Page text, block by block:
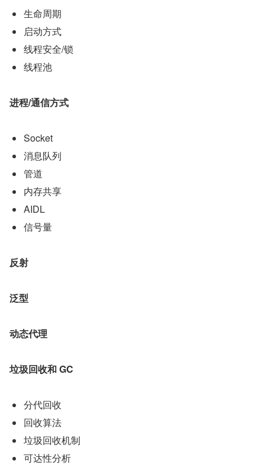
生命周期
启动方式
线程安全/锁
线程池
进程/通信方式
Socket
消息队列
管道
内存共享
AIDL
信号量
反射
泛型
动态代理
垃圾回收和 GC
分代回收
回收算法
垃圾回收机制
可达性分析